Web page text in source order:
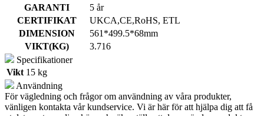
GARANTI
5 år
CERTIFIKAT
UKCA,CE,RoHS, ETL
DIMENSION
561*499.5*68mm
VIKT(KG)
3.716
Specifikationer
Vikt 15 kg
Användning
För vägledning och frågor om användning av våra produkter,
vänligen kontakta vår kundservice. Vi är här för att hjälpa dig att få